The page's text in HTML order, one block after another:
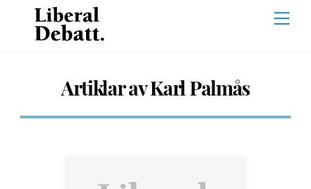
content
Artiklar av Karl Palmås